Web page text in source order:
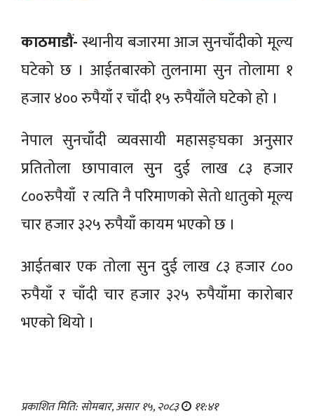
काठमाडौं-स्थानीय बजारमा आज सुनचाँदीको मूल्य
घटेको छ । आईतबारको तुलनामा सुन तोलामा १
हजार ४०० रुपैयाँ र चाँदी १५ रुपैयाँले घटेको हो ।
नेपाल सुनचाँदी व्यवसायी महासङ्घका अनुसार
प्रतितोला छापावाल सुुन दुई लाख ८३ हजार
८००रुपैयाँ र त्यति नै परिमाणको सेतो धातुको मूल्य
चार हजार ३२५ रुपैयाँ कायम भएको छ ।
आईतबार एक तोला सुन दुई लाख ८३ हजार ८००
रुपैयाँ र चाँदी चार हजार ३२५ रुपैयाँमा कारोबार
भएको थियो ।
प्रकाशित मिति: सोमबार, असार १५, २०८३ ११:४१